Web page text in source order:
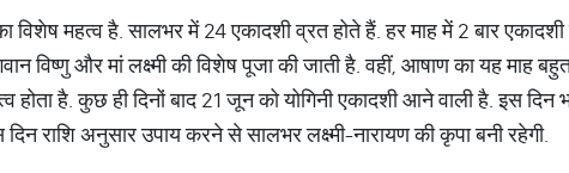
विशेष महत्व है. सालभर में 24 एकादशी व्रत होते हैं. हर माह में 2 बार एकादशी
विष्णु और मां लक्ष्मी की विशेष पूजा की जाती है. वहीं, आषाण का यह माह
होता है. कुछ ही दिनों बाद 21 जून को योगिनी एकादशी आने वाली है. इस दिन
राशि अनुसार उपाय करने से सालभर लक्ष्मी-नारायण की कृपा बनी रहेगी.